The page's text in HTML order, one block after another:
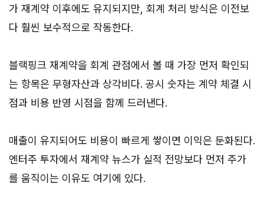
가 재계약 이후에도 유지되지만, 회계 처리 방식은 이전보
다 훨씬 보수적으로 작동한다.
블랙핑크 재계약을 회계 관점에서 볼 때 가장 먼저 확인되
는 항목은 무형자산과 상각비다. 공시 숫자는 계약 체결 시
점과 비용 반영 시점을 함께 드러낸다.
매출이 유지되어도 비용이 빠르게 쌓이면 이익은 둔화된다.
엔터주 투자에서 재계약 뉴스가 실적 전망보다 먼저 주가
를 움직이는 이유도 여기에 있다.